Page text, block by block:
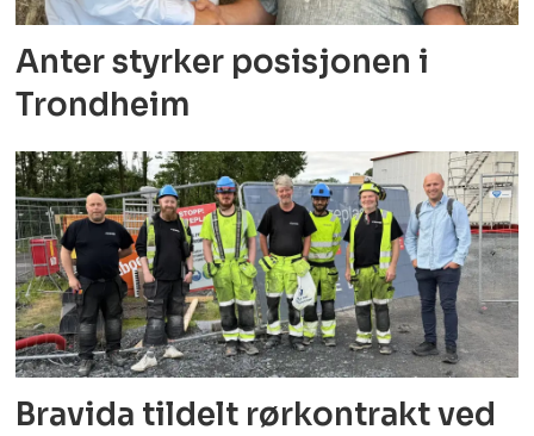
Anter styrker posisjonen i
Trondheim
Bravida tildelt rørkontrakt ved